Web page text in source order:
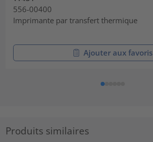
556-00400
Imprimante par transfert thermique
Ajouter aux favoris
Produits similaires